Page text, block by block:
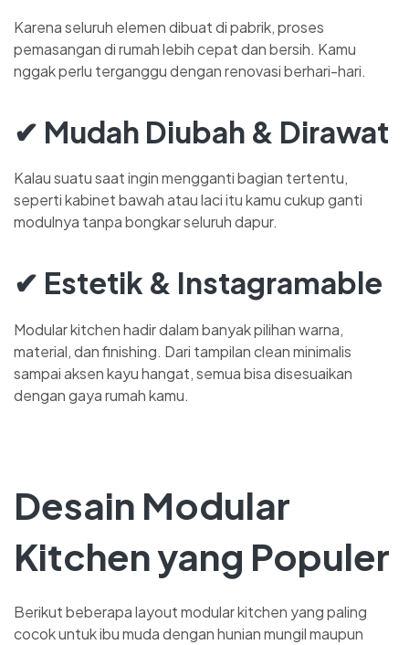
Karena seluruh elemen dibuat di pabrik, proses
pemasangan di rumah lebih cepat dan bersih. Kamu
nggak perlu terganggu dengan renovasi berhari-hari.
✔ Mudah Diubah & Dirawat
Kalau suatu saat ingin mengganti bagian tertentu,
seperti kabinet bawah atau laci itu kamu cukup ganti
modulnya tanpa bongkar seluruh dapur.
✔ Estetik & Instagramable
Modular kitchen hadir dalam banyak pilihan warna,
material, dan finishing. Dari tampilan clean minimalis
sampai aksen kayu hangat, semua bisa disesuaikan
dengan gaya rumah kamu.
Desain Modular
Kitchen yang Populer
Berikut beberapa layout modular kitchen yang paling
cocok untuk ibu muda dengan hunian mungil maupun